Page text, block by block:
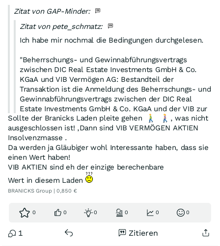
Zitat von GAP-Minder:
Zitat von pete_schmatz:
Ich habe mir nochmal die Bedingungen durchgelesen.
"Beherrschungs- und Gewinnabführungsvertrags
zwischen DIC Real Estate Investments GmbH & Co.
KGaA und VIB Vermögen AG: Bestandteil der
Transaktion ist die Anmeldung des Beherrschungs- und
Gewinnabführungsvertrags zwischen der DIC Real
Estate Investments GmbH & Co. KGaA und der VIB zur
Eintragung in das Handelsregister."
Das wird sicher rechtlich noch ganz interessant. Der
BGAV in dieser Form hat mit dem BGAV in der
ursprünglichen Form gar nichts mehr gemeinsam.
Wenn der BGAV nicht mehr umgesetzt würde, wie Du es
andeutest, dann wäre die VIB doch eigentlich in gewisser
Weise befreit und der Aktienkurs könnte sich wieder
damit erst zu rechnen, wenn die rechtliche Unsicherheit
Andererseits hätten die Gläubiger der Umstrukturierung
Sollte der Branicks Laden pleite gehen
, was nicht
ausgeschlossen ist! ,Dann sind VIB VERMÖGEN AKTIEN
Insolvenzmasse .
Da werden ja Gläubiger wohl Interessante haben, dass sie
einen Wert haben!
VIB AKTIEN sind eh der einzige berechenbare
Wert in diesem Laden
BRANICKS Group | 0,850 €
0 0 0 0 0 0
1 Zitieren